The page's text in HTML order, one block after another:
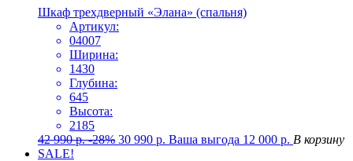
Шкаф трехдверный «Элана» (спальня)
Артикул:
04007
Ширина:
1430
Глубина:
645
Высота:
2185
42 990р. -28% 30 990 р. Ваша выгода 12 000 р. В корзину
SALE!